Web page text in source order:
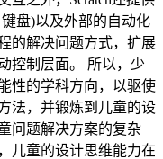
盘)以及外部的自动化
的解决问题方式，扩展
控制层面。 所以，少
性的学科方向，以驱使
法，并锻炼到儿童的设
问题解决方案的复杂
儿童的设计思维能力在